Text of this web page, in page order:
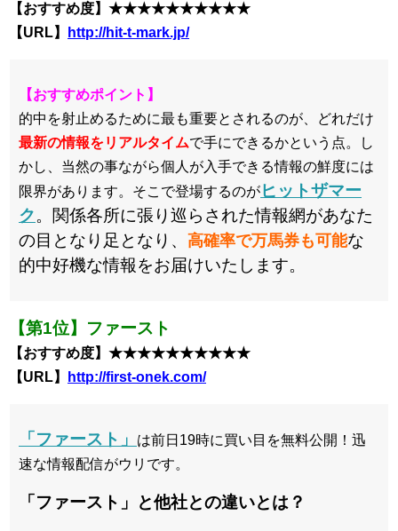
【おすすめ度】★★★★★★★★★★
【URL】
http://hit-t-mark.jp/
【おすすめポイント】
的中を射止めるために最も重要とされるのが、どれだけ
最新の情報をリアルタイムで手にできるかという点。し
かし、当然の事ながら個人が入手できる情報の鮮度には
限界があります。そこで登場するのが ヒットザマー
ク。関係各所に張り巡らされた情報網があなた
の目となり足となり、 高確率で万馬券も可能な
的中好機な情報をお届けいたします。
【第1位】ファースト
【おすすめ度】★★★★★★★★★★
【URL】
http://first-onek.com/
「ファースト」
は前日19時に買い目を無料公開！迅
速な情報配信がウリです。
「ファースト」と他社との違いとは？